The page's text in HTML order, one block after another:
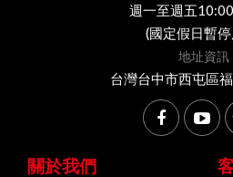
週一至週五
(國定假日暫
地址資訊
台灣台中市西屯區
關於我們